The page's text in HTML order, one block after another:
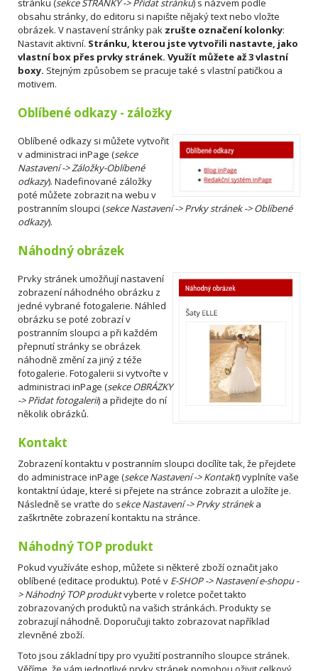
stránku (sekce STRÁNKY -> Přidat stránku) s názvem podle
obsahu stránky, do editoru si napište nějaký text nebo vložte
obrázek. V nastavení stránky pak zrušte označení kolonky:
Nastavit aktivní. Stránku, kterou jste vytvořili nastavte, jako
vlastní box přes prvky stránek. Využít můžete až 3 vlastní
boxy. Stejným způsobem se pracuje také s vlastní patičkou a
motivem.
Oblíbené odkazy - záložky
Oblíbené odkazy si můžete vytvořit
v administraci inPage (sekce
Nastavení -> Záložky-Oblíbené
odkazy). Nadefinované záložky
poté můžete zobrazit na webu v
postranním sloupci (sekce Nastavení -> Prvky stránek -> Oblíbené
odkazy).
Náhodný obrázek
Prvky stránek umožňují nastavení
zobrazení náhodného obrázku z
jedné vybrané fotogalerie. Náhled
obrázku se poté zobrazí v
postranním sloupci a při každém
přepnutí stránky se obrázek
náhodně změní za jiný z téže
fotogalerie. Fotogalerii si vytvořte v
administraci inPage (sekce OBRÁZKY
-> Přidat fotogalerii) a přidejte do ní
několik obrázků.
Kontakt
Zobrazení kontaktu v postranním sloupci docílíte tak, že přejdete
do administrace inPage (sekce Nastavení -> Kontakt) vyplníte vaše
kontaktní údaje, které si přejete na stránce zobrazit a uložíte je.
Následně se vraťte do sekce Nastavení -> Prvky stráneka
zaškrtněte zobrazení kontaktu na stránce.
Náhodný TOP produkt
Pokud využíváte eshop, můžete si některé zboží označit jako
oblíbené (editace produktu). Poté v E-SHOP -> Nastavení e-shopu -
> Náhodný TOP produktvyberte v roletce počet takto
zobrazovaných produktů na vašich stránkách. Produkty se
zobrazují náhodně. Doporučuji takto zobrazovat například
zlevněné zboží.
Toto jsou základní tipy pro využití postranního sloupce stránek.